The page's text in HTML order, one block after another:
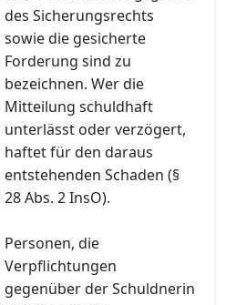
des Sicherungsrechts
sowie die gesicherte
Forderung sind zu
bezeichnen. Wer die
Mitteilung schuldhaft
unterlässt oder verzögert,
haftet für den daraus
entstehenden Schaden (§
28 Abs. 2 InsO).
Personen, die
Verpflichtungen
gegenüber der Schuldnerin